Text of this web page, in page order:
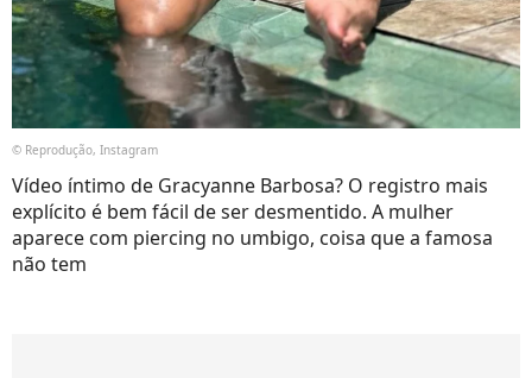
© Reprodução, Instagram
Vídeo íntimo de Gracyanne Barbosa? O registro mais
explícito é bem fácil de ser desmentido. A mulher
aparece com piercing no umbigo, coisa que a famosa
não tem